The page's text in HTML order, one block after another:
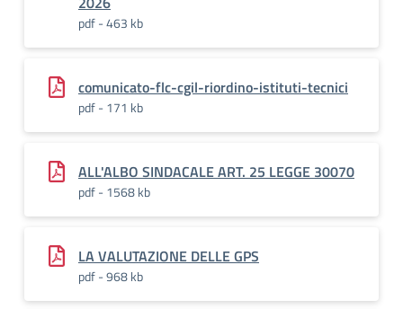
pdf - 463 kb
comunicato-flc-cgil-riordino-istituti-tecnici
pdf - 171 kb
ALL'ALBO SINDACALE ART. 25 LEGGE 30070
pdf - 1568 kb
LA VALUTAZIONE DELLE GPS
pdf - 968 kb